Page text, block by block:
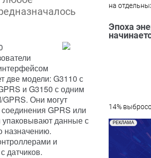
две модели: G3110 с
и G3150 с одним
Они могут
GPRS или
данные с
назначению.
и
датчиков.
на
Эпоха
14%
РЕКЛАМА